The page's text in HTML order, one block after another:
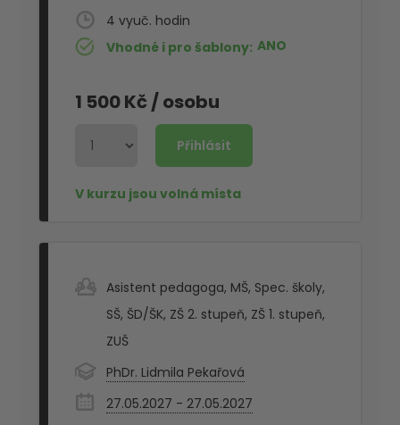
4
Vhodné i pro šablony ANO
1 500 Kč/ osobu
Asistent pedagoga, MŠ, Spec. školy,
SŠ, ŠD/ŠK, ZŠ 2. stupeň, ZŠ 1. stupeň,
ZUŠ
PhDr. Lidmila Pekařová
27.05.2027 - 27.05.2027